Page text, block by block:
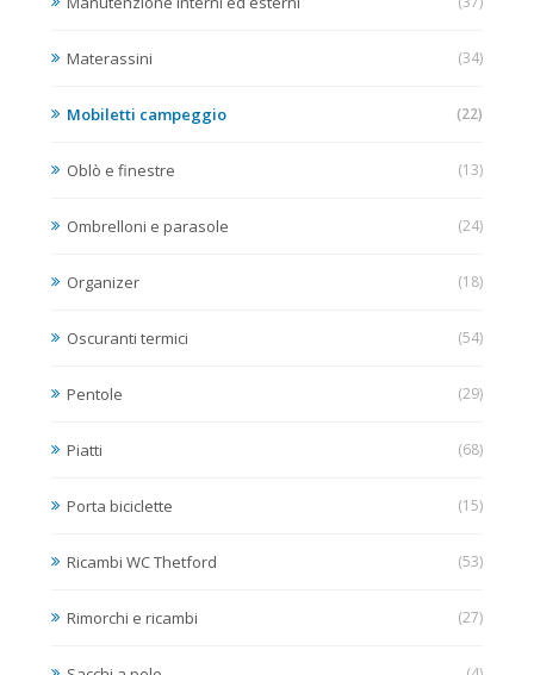
Materassini (34)
Mobiletti campeggio (22)
Oblò e finestre (13)
Ombrelloni e parasole (24)
Organizer (18)
Oscuranti termici (54)
Pentole (29)
Piatti (68)
Porta biciclette (15)
Ricambi WC Thetford (53)
Rimorchi e ricambi (27)